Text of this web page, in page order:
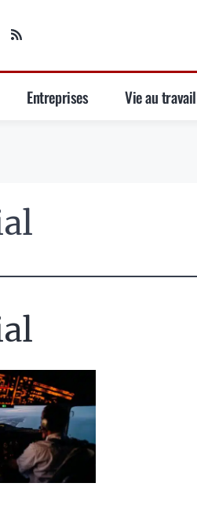
Entreprises Vie au travail